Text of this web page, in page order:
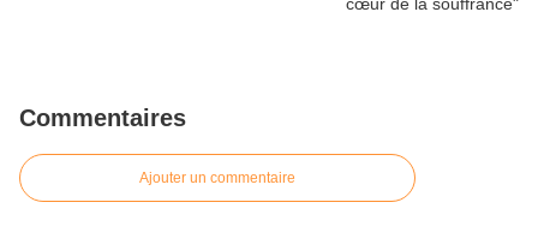
Commentaires
Ajouter un commentaire